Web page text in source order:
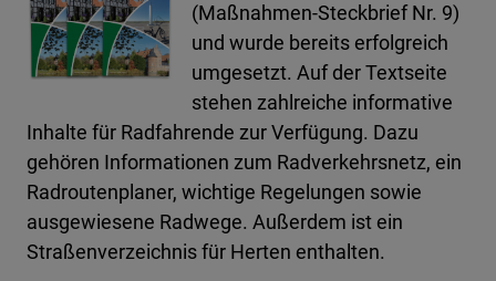
(Maßnahmen-Steckbrief Nr. 9)
und wurde bereits erfolgreich
umgesetzt. Auf der Textseite
stehen zahlreiche informative
Inhalte für Radfahrende zur Verfügung. Dazu
gehören Informationen zum Radverkehrsnetz, ein
Radroutenplaner, wichtige Regelungen sowie
ausgewiesene Radwege. Außerdem ist ein
Straßenverzeichnis für Herten enthalten.